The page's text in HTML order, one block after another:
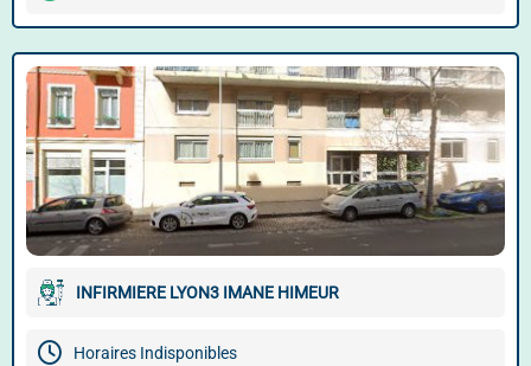
INFIRMIERE LYON3 IMANE HIMEUR
Horaires Indisponibles